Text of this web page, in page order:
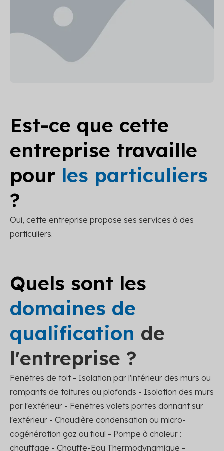
Est-ce que cette
entreprise travaille
pour les particuliers
?
Oui, cette entreprise propose ses services à des
particuliers.
Quels sont les
domaines de
qualification de
l'entreprise ?
Fenêtres de toit - Isolation par l'intérieur des murs ou
rampants de toitures ou plafonds - Isolation des murs
par l'extérieur - Fenêtres volets portes donnant sur
l'extérieur - Chaudière condensation ou micro-
cogénération gaz ou fioul - Pompe à chaleur :
chauffage - Chauffe-Eau Thermodynamique -